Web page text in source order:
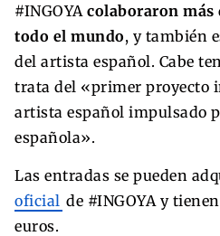
#INGOYA colaboraron más
todo el mundo, y también
del artista español. Cabe
trata del «primer proyecto
artista español impulsado
española».
Las entradas se pueden
oficial de #INGOYA y
euros.